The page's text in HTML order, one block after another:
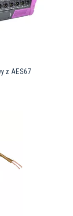
z AES67